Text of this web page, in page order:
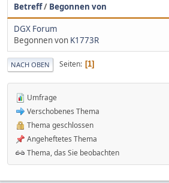
Betreff/ Begonnen von
DGX Forum
Begonnen von K1773R
NACH OBEN Seiten 1
Umfrage
Verschobenes Thema
Thema geschlossen
Angeheftetes Thema
Thema, das Sie beobachten